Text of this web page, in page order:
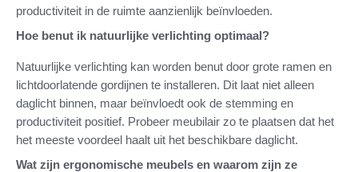
productiviteit in de ruimte aanzienlijk beïnvloeden.
Hoe benut ik natuurlijke verlichting optimaal?
Natuurlijke verlichting kan worden benut door grote ramen en
lichtdoorlatende gordijnen te installeren. Dit laat niet alleen
daglicht binnen, maar beïnvloedt ook de stemming en
productiviteit positief. Probeer meubilair zo te plaatsen dat het
het meeste voordeel haalt uit het beschikbare daglicht.
Wat zijn ergonomische meubels en waarom zijn ze